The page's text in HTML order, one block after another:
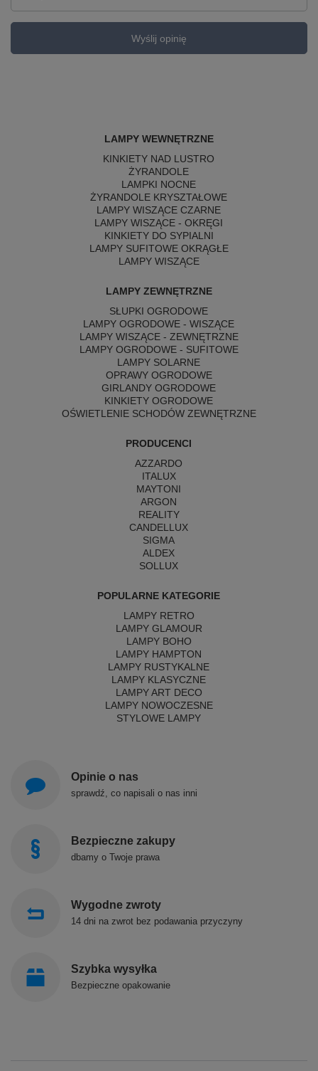
Wyślij opinię
LAMPY WEWNĘTRZNE
KINKIETY NAD LUSTRO
ŻYRANDOLE
LAMPKI NOCNE
ŻYRANDOLE KRYSZTAŁOWE
LAMPY WISZĄCE CZARNE
LAMPY WISZĄCE - OKRĘGI
KINKIETY DO SYPIALNI
LAMPY SUFITOWE OKRĄGŁE
LAMPY WISZĄCE
LAMPY ZEWNĘTRZNE
SŁUPKI OGRODOWE
LAMPY OGRODOWE - WISZĄCE
LAMPY WISZĄCE - ZEWNĘTRZNE
LAMPY OGRODOWE - SUFITOWE
LAMPY SOLARNE
OPRAWY OGRODOWE
GIRLANDY OGRODOWE
KINKIETY OGRODOWE
OŚWIETLENIE SCHODÓW ZEWNĘTRZNE
PRODUCENCI
AZZARDO
ITALUX
MAYTONI
ARGON
REALITY
CANDELLUX
SIGMA
ALDEX
SOLLUX
POPULARNE KATEGORIE
LAMPY RETRO
LAMPY GLAMOUR
LAMPY BOHO
LAMPY HAMPTON
LAMPY RUSTYKALNE
LAMPY KLASYCZNE
LAMPY ART DECO
LAMPY NOWOCZESNE
STYLOWE LAMPY
Opinie o nas
sprawdź, co napisali o nas inni
Bezpieczne zakupy
dbamy o Twoje prawa
Wygodne zwroty
14 dni na zwrot bez podawania przyczyny
Szybka wysyłka
Bezpieczne opakowanie